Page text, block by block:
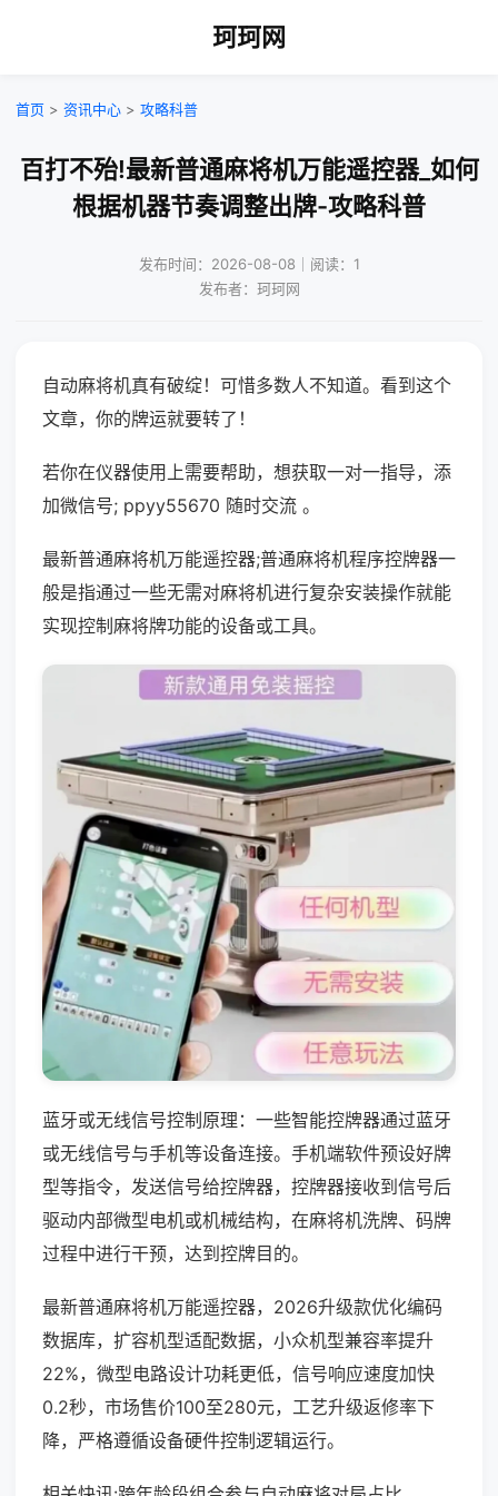
珂珂网
首页 > 资讯中心 > 攻略科普
百打不殆!最新普通麻将机万能遥控器_如何
根据机器节奏调整出牌-攻略科普
发布时间：2026-08-08｜阅读：1
发布者：珂珂网
自动麻将机真有破绽！可惜多数人不知道。看到这个
文章，你的牌运就要转了！
若你在仪器使用上需要帮助，想获取一对一指导，添
加微信号; ppyy55670 随时交流 。
最新普通麻将机万能遥控器;普通麻将机程序控牌器一
般是指通过一些无需对麻将机进行复杂安装操作就能
实现控制麻将牌功能的设备或工具。
蓝牙或无线信号控制原理：一些智能控牌器通过蓝牙
或无线信号与手机等设备连接。手机端软件预设好牌
型等指令，发送信号给控牌器，控牌器接收到信号后
驱动内部微型电机或机械结构，在麻将机洗牌、码牌
过程中进行干预，达到控牌目的。
最新普通麻将机万能遥控器，2026升级款优化编码
数据库，扩容机型适配数据，小众机型兼容率提升
22%，微型电路设计功耗更低，信号响应速度加快
0.2秒，市场售价100至280元，工艺升级返修率下
降，严格遵循设备硬件控制逻辑运行。